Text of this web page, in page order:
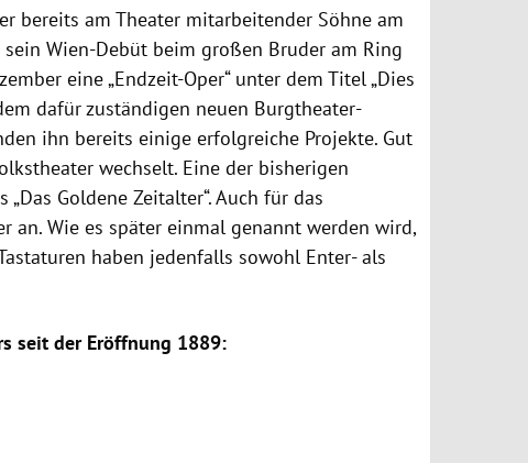
bereits am Theater mitarbeitender Söhne am
Wien-Debüt beim großen Bruder am Ring
eine „Endzeit-Oper“ unter dem Titel „Dies
dafür zuständigen neuen Burgtheater-
ihn bereits einige erfolgreiche Projekte. Gut
wechselt. Eine der bisherigen
„Das GoldeneZeitalter“. Auch für das
an. Wie es später einmal genannt werden wird,
haben jedenfalls sowohl Enter- als
seit der Eröffnung 1889: